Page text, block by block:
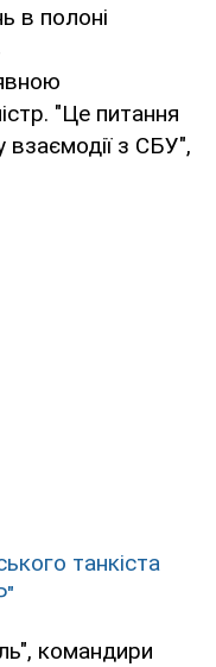
в полоні
"Це питання
взаємодії з СБУ",
танкіста
командири